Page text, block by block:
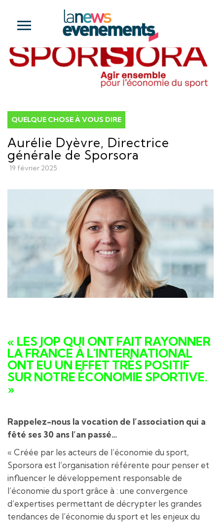
QUELQUE CHOSE À VOUS DIRE
Aurélie Dyèvre, Directrice
générale de Sporsora
19 février 2025
« LES JOP QUI ONT FAIT RAYONNER
LA FRANCE À L’INTERNATIONAL
ONT EU UN EFFET TRÈS POSITIF
SUR NOTRE ÉCONOMIE SPORTIVE.
»
Rappelez-nous la vocation de l’association qui a
fêté ses 30 ans l’an passé…
« Créée par les acteurs de l’économie du sport,
Sporsora est l’organisation référente pour penser et
influencer le développement responsable de
l’économie du sport grâce à : une convergence
d’expertises permettant de décrypter les grandes
tendances de l’économie du sport et les enjeux du